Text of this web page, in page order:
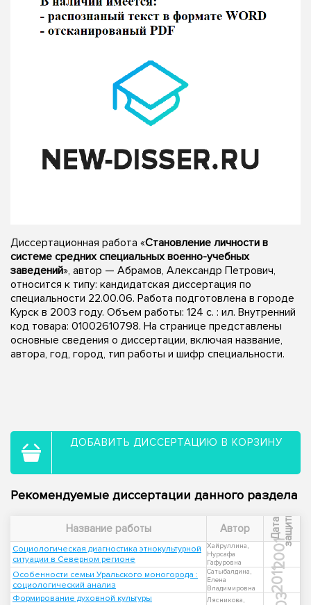
Диссертационная работа «Становление личности в
системе средних специальных военно-учебных
заведений», автор — Абрамов, Александр Петрович,
относится к типу: кандидатская диссертация по
специальности 22.00.06. Работа подготовлена в городе
Курск в 2003 году. Объем работы: 124 с. : ил. Внутренний
код товара: 01002610798. На странице представлены
основные сведения о диссертации, включая название,
автора, год, город, тип работы и шифр специальности.
ДОБАВИТЬ ДИССЕРТАЦИЮ В КОРЗИНУ
Рекомендуемые диссертации данного раздела
Название работы Автор Д
а
т
а
з
а
щ
и
ты
Социологическая диагностика этнокультурной
ситуации в Северном регионе
Хайруллина,
Нурсафа
Гафуровна
2001
Особенности семьи Уральского моногорода :
социологический анализ
Сатыбалдина,
Елена
Владимировна
2011
Формирование духовной культуры
Лясникова,